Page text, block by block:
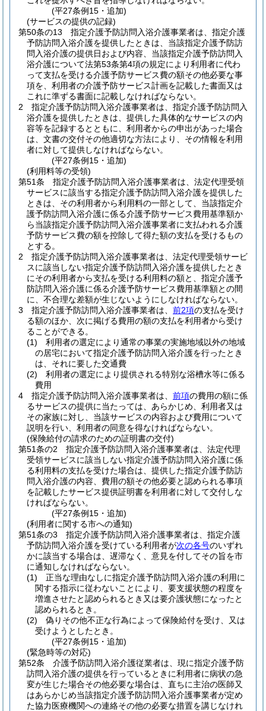
(平27条例15・追加)
(サービスの提供の記録)
第50条の13
指定介護予防訪問入浴介護事業者は、指定介護
予防訪問入浴介護を提供したときは、当該指定介護予防訪
問入浴介護の提供日および内容、当該指定介護予防訪問入
浴介護について法第53条第4項の規定により利用者に代わ
って支払を受ける介護予防サービス費の額その他必要な事
項を、利用者の介護予防サービス計画を記載した書面又は
これに準ずる書面に記載しなければならない。
2
指定介護予防訪問入浴介護事業者は、指定介護予防訪問入
浴介護を提供したときは、提供した具体的なサービスの内
容等を記録するとともに、利用者からの申出があった場合
は、文書の交付その他適切な方法により、その情報を利用
者に対して提供しなければならない。
(平27条例15・追加)
(利用料等の受領)
第51条
指定介護予防訪問入浴介護事業者は、法定代理受領
サービスに該当する指定介護予防訪問入浴介護を提供した
ときは、その利用者から利用料の一部として、当該指定介
護予防訪問入浴介護に係る介護予防サービス費用基準額か
ら当該指定介護予防訪問入浴介護事業者に支払われる介護
予防サービス費の額を控除して得た額の支払を受けるもの
とする。
2
指定介護予防訪問入浴介護事業者は、法定代理受領サービ
スに該当しない指定介護予防訪問入浴介護を提供したとき
にその利用者から支払を受ける利用料の額と、指定介護予
防訪問入浴介護に係る介護予防サービス費用基準額との間
に、不合理な差額が生じないようにしなければならない。
3
指定介護予防訪問入浴介護事業者は、 前2項の支払を受け
る額のほか、次に掲げる費用の額の支払を利用者から受け
ることができる。
(1)
利用者の選定により通常の事業の実施地域以外の地域
の居宅において指定介護予防訪問入浴介護を行ったとき
は、それに要した交通費
(2)
利用者の選定により提供される特別な浴槽水等に係る
費用
4
指定介護予防訪問入浴介護事業者は、 前項の費用の額に係
るサービスの提供に当たっては、あらかじめ、利用者又は
その家族に対し、当該サービスの内容および費用について
説明を行い、利用者の同意を得なければならない。
(保険給付の請求のための証明書の交付)
第51条の2
指定介護予防訪問入浴介護事業者は、法定代理
受領サービスに該当しない指定介護予防訪問入浴介護に係
る利用料の支払を受けた場合は、提供した指定介護予防訪
問入浴介護の内容、費用の額その他必要と認められる事項
を記載したサービス提供証明書を利用者に対して交付しな
ければならない。
(平27条例15・追加)
(利用者に関する市への通知)
第51条の3
指定介護予防訪問入浴介護事業者は、指定介護
予防訪問入浴介護を受けている利用者が次の各号のいずれ
かに該当する場合は、遅滞なく、意見を付してその旨を市
に通知しなければならない。
(1)
正当な理由なしに指定介護予防訪問入浴介護の利用に
関する指示に従わないことにより、要支援状態の程度を
増進させたと認められるとき又は要介護状態になったと
認められるとき。
(2)
偽りその他不正な行為によって保険給付を受け、又は
受けようとしたとき。
(平27条例15・追加)
(緊急時等の対応)
第52条
介護予防訪問入浴介護従業者は、現に指定介護予防
訪問入浴介護の提供を行っているときに利用者に病状の急
変が生じた場合その他必要な場合は、直ちに主治の医師又
はあらかじめ当該指定介護予防訪問入浴介護事業者が定め
た協力医療機関への連絡その他の必要な措置を講じなけれ